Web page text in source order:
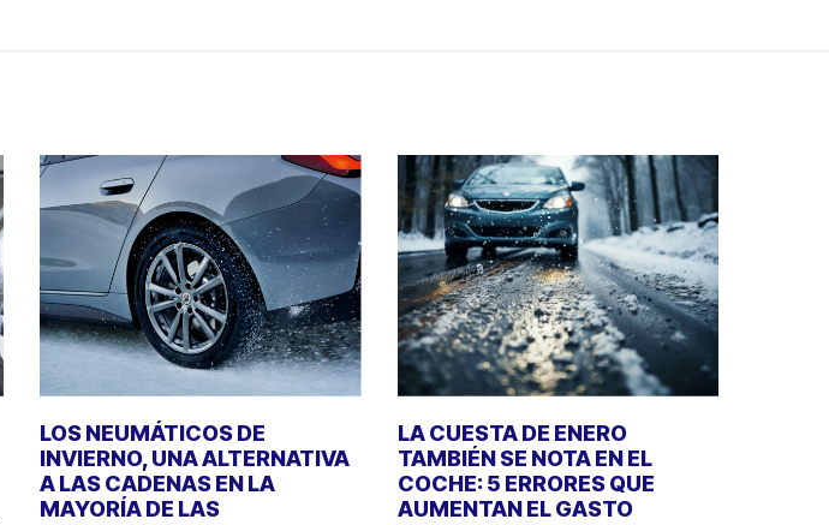
LOS NEUMÁTICOS DE
INVIERNO, UNA ALTERNATIVA
A LAS CADENAS EN LA
MAYORÍA DE LAS
LA CUESTA DE ENERO
TAMBIÉN SE NOTA EN EL
COCHE: 5 ERRORES QUE
AUMENTAN EL GASTO